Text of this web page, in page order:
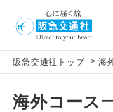
阪急交通社トップ > 海
海外コース
このツアーは以